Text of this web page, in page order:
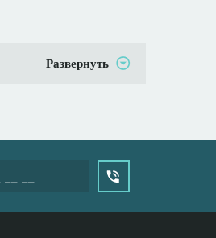
Развернуть